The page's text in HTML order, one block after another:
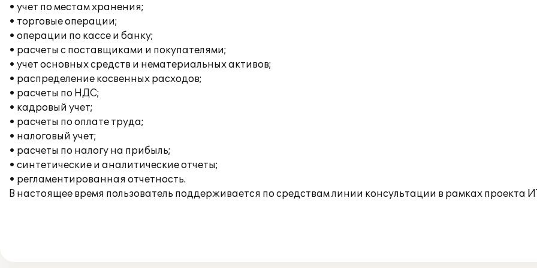
• учет по местам хранения;
• торговые операции;
• операции по кассе и банку;
• расчеты с поставщиками и покупателями;
• учет основных средств и нематериальных активов;
• распределение косвенных расходов;
• расчеты по НДС;
• кадровый учет;
• расчеты по оплате труда;
• налоговый учет;
• расчеты по налогу на прибыль;
• синтетические и аналитические отчеты;
• регламентированная отчетность.
В настоящее время пользователь поддерживается по средствам линии консультации в рамках проекта